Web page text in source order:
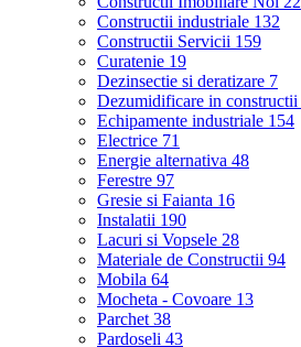
Constructii industriale 132
Constructii Servicii 159
Curatenie 19
Dezinsectie si deratizare 7
Dezumidificare in constructii
Echipamente industriale 154
Electrice 71
Energie alternativa 48
Ferestre 97
Gresie si Faianta 16
Instalatii 190
Lacuri si Vopsele 28
Materiale de Constructii 94
Mobila 64
Mocheta - Covoare 13
Parchet 38
Pardoseli 43